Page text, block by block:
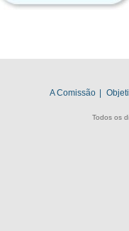
A Comissão
Todos os